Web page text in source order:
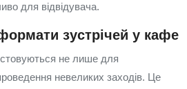
для відвідувача.
зустрічей у кафе
не лише для
невеликих заходів. Це